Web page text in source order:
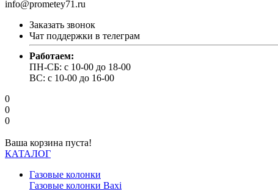
info@prometey71.ru
Заказать звонок
Чат поддержки в телеграм
Работаем:
ПН-СБ: с 10-00 до 18-00
ВС: с 10-00 до 16-00
0
0
0
Ваша корзина пуста!
КАТАЛОГ
Газовые колонки
Газовые колонки Baxi